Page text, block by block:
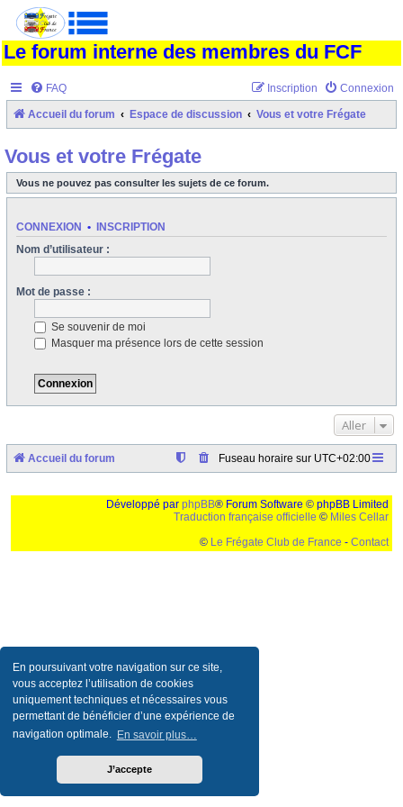
En poursuivant votre navigation sur ce site,
vous acceptez l’utilisation de cookies
uniquement techniques et nécessaires vous
permettant de bénéficier d’une expérience de
navigation optimale. En savoir plus…
J’accepte
Le forum interne des membres du FCF
FAQ Connexion
Inscription
Accueil du forum Espace de discussion Vous et votre Frégate
Vous et votre Frégate
Vous ne pouvez pas consulter les sujets de ce forum.
CONNEXION • INSCRIPTION
Nom d’utilisateur :
Mot de passe :
Se souvenir de moi
Masquer ma présence lors de cette session
Aller
Accueil du forum Fuseau horaire sur UTC+02:00
Développé par phpBB® Forum Software © phpBB Limited
Traduction française officielle © Miles Cellar
© Le Frégate Club de France - Contact